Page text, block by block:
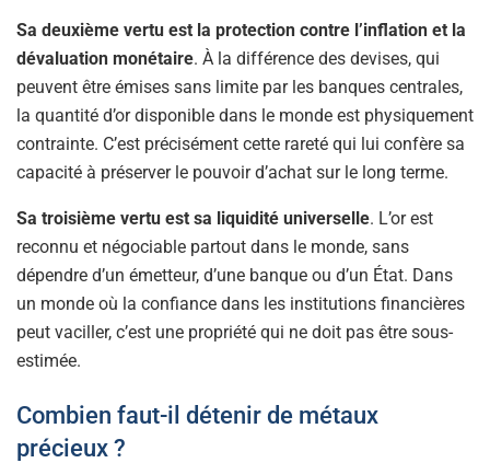
Sa deuxième vertu est la protection contre l’inflation et la
dévaluation monétaire. À la différence des devises, qui
peuvent être émises sans limite par les banques centrales,
la quantité d’or disponible dans le monde est physiquement
contrainte. C’est précisément cette rareté qui lui confère sa
capacité à préserver le pouvoir d’achat sur le long terme.
Sa troisième vertu est sa liquidité universelle. L’or est
reconnu et négociable partout dans le monde, sans
dépendre d’un émetteur, d’une banque ou d’un État. Dans
un monde où la confiance dans les institutions financières
peut vaciller, c’est une propriété qui ne doit pas être sous-
estimée.
Combien faut-il détenir de métaux
précieux ?